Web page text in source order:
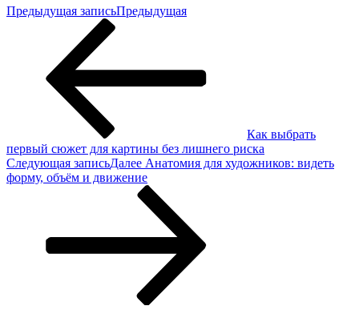
Предыдущая записьПредыдущая
Как выбрать
первый сюжет для картины без лишнего риска
Следующая записьДалее Анатомия для художников: видеть
форму, объём и движение